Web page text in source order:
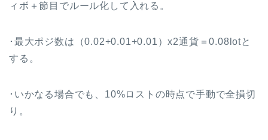
ィボ＋節目でルール化して入れる。
･最大ポジ数は（0.02+0.01+0.01）x2通貨＝0.08lotと
する。
･いかなる場合でも、10%ロストの時点で手動で全損切
り。